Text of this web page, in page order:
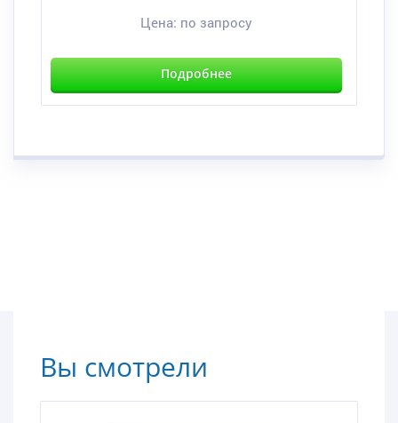
Цена: по запросу
Подробнее
Вы смотрели